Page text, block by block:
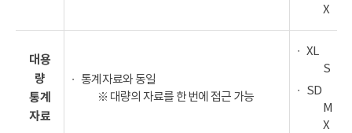
X
대용
량
통계
자료
통계자료와 동일
※ 대량의 자료를 한 번에 접근 가능
XL
S
SD
M
X